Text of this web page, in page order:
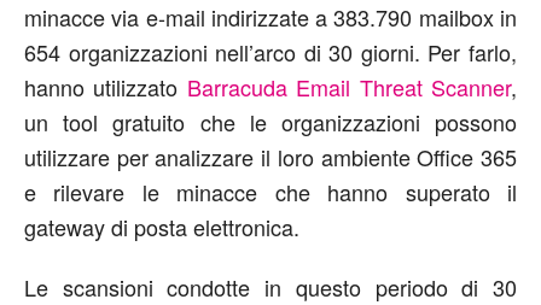
minacce via e-mail indirizzate a 383.790 mailbox in
654 organizzazioni nell’arco di 30 giorni. Per farlo,
hanno utilizzato Barracuda Email Threat Scanner,
un tool gratuito che le organizzazioni possono
utilizzare per analizzare il loro ambiente Office 365
e rilevare le minacce che hanno superato il
gateway di posta elettronica.
Le scansioni condotte in questo periodo di 30